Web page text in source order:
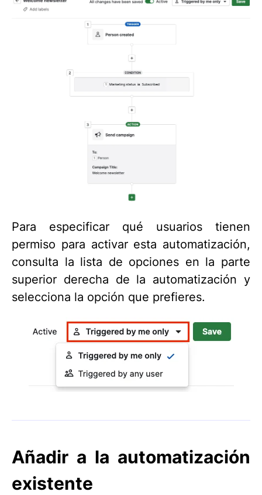
Para especificar qué usuarios tienen
permiso para activar esta automatización,
consulta la lista de opciones en la parte
superior derecha de la automatización y
selecciona la opción que prefieres.
Añadir a la automatización
existente